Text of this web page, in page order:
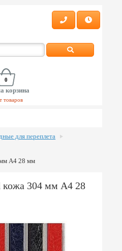
0
корзина
товаров
для переплета
А4 28 мм
304 мм А4 28